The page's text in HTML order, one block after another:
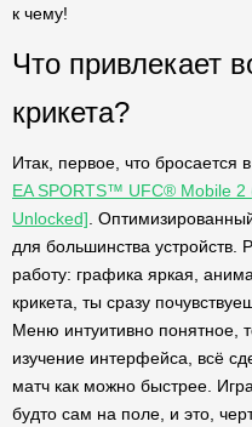
к чему!
Что привлекает
крикета?
Итак, первое, что бросается
EA SPORTS™ UFC®
Unlocked] .
для большинства устройств.
работу: графика яркая,
крикета, ты сразу
Меню интуитивно понятное,
изучение интерфейса, всё
матч как можно быстрее.
будто сам на поле, и это,